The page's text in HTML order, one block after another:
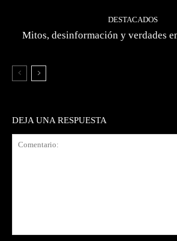
DESTACADOS
Mitos, desinformación y verdades
DEJA UNA RESPUESTA